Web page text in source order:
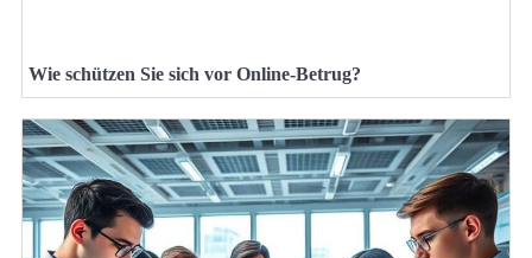
Wie schützen Sie sich vor Online-Betrug?